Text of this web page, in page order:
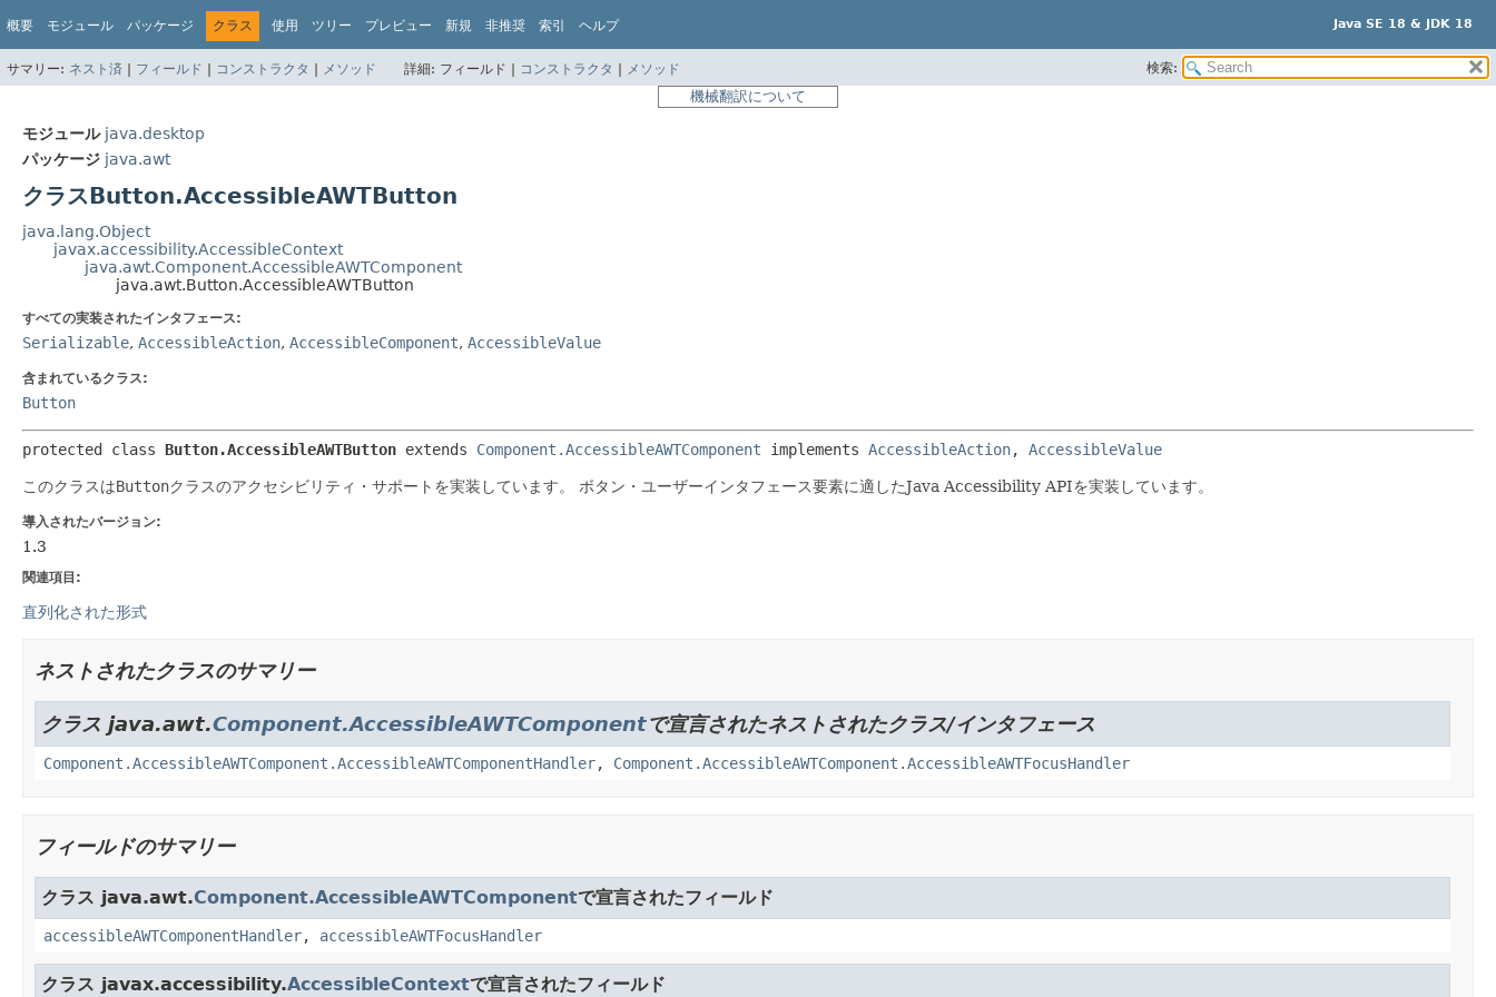
Java SE 18 & JDK 18
概要 モジュール パッケージ クラス 使用 ツリー プレビュー 新規 非推奨 索引 ヘルプ
サマリー: ネスト済 | フィールド | コンストラクタ | メソッド 詳細: フィールド | コンストラクタ | メソッド 検索:
機械翻訳について
モジュール java.desktop
パッケージ java.awt
クラスButton.AccessibleAWTButton
java.lang.Object
javax.accessibility.AccessibleContext
java.awt.Component.AccessibleAWTComponent
java.awt.Button.AccessibleAWTButton
すべての実装されたインタフェース:
Serializable, AccessibleAction, AccessibleComponent, AccessibleValue
含まれているクラス:
Button
protected class Button.AccessibleAWTButton extends Component.AccessibleAWTComponent implements AccessibleAction, AccessibleValue
このクラスはButtonクラスのアクセシビリティ・サポートを実装しています。 ボタン・ユーザーインタフェース要素に適したJava Accessibility APIを実装しています。
導入されたバージョン:
1.3
関連項目:
直列化された形式
ネストされたクラスのサマリー
クラス java.awt.Component.AccessibleAWTComponentで宣言されたネストされたクラス/インタフェース
Component.AccessibleAWTComponent.AccessibleAWTComponentHandler, Component.AccessibleAWTComponent.AccessibleAWTFocusHandler
フィールドのサマリー
クラス java.awt.Component.AccessibleAWTComponentで宣言されたフィールド
accessibleAWTComponentHandler, accessibleAWTFocusHandler
クラス javax.accessibility.AccessibleContextで宣言されたフィールド